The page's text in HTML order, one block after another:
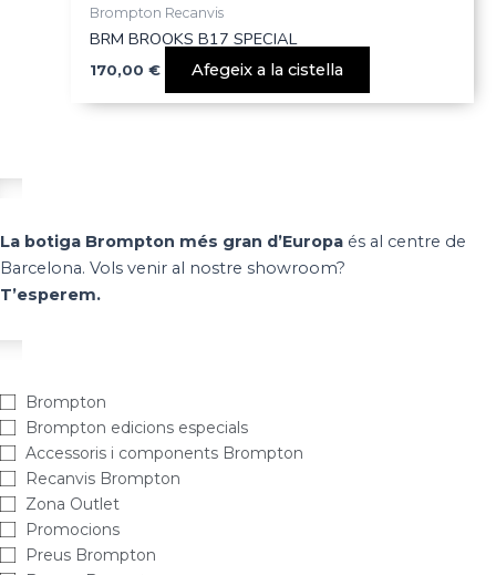
Brompton Recanvis
BRM BROOKS B17 SPECIAL
170,00€ Afegeix a la cistella
La botiga Brompton més gran d’Europa és al centre de
Barcelona. Vols venir al nostre showroom?
T’esperem.
Brompton
Brompton edicions especials
Accessoris i components Brompton
Recanvis Brompton
Zona Outlet
Promocions
Preus Brompton